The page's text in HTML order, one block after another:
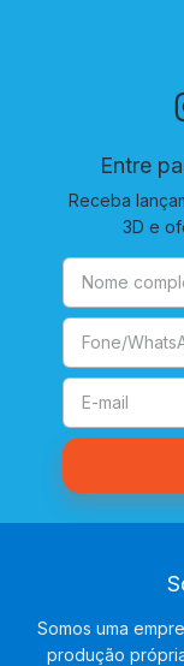
Entre
Receba
3D e
Somos uma
produção